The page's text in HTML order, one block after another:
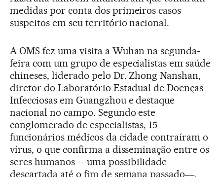
medidas por conta dos primeiros casos
suspeitos em seu território nacional.
A OMS fez uma visita a Wuhan na segunda-
feira com um grupo de especialistas em saúde
chineses, liderado pelo Dr. Zhong Nanshan,
diretor do Laboratório Estadual de Doenças
Infecciosas em Guangzhou e destaque
nacional no campo. Segundo este
conglomerado de especialistas, 15
funcionários médicos da cidade contraíram o
vírus, o que confirma a disseminação entre os
seres humanos ―uma possibilidade
descartada até o fim de semana passado―.